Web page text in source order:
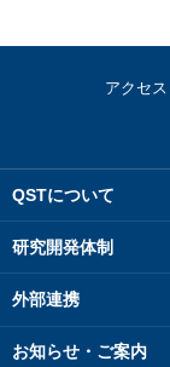
アクセス
QSTについて
研究開発体制
外部連携
お知らせ・ご案内